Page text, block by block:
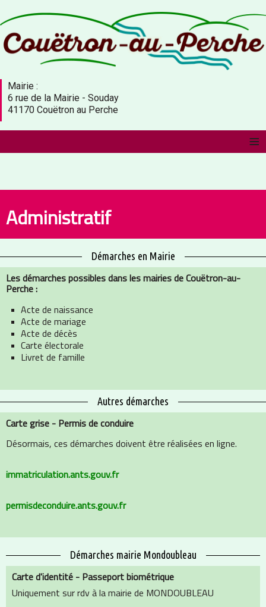
Mairie :
6 rue de la Mairie - Souday
41170 Couëtron au Perche
≡
Administratif
Démarches en Mairie
Les démarches possibles dans les mairies de Couëtron-au-
Perche :
Acte de naissance
Acte de mariage
Acte de décès
Carte électorale
Livret de famille
Autres démarches
Carte grise - Permis de conduire
Désormais, ces démarches doivent être réalisées en ligne.
immatriculation.ants.gouv.fr
permisdeconduire.ants.gouv.fr
Démarches mairie Mondoubleau
Carte d'identité - Passeport biométrique
Uniquement sur rdv à la mairie de MONDOUBLEAU